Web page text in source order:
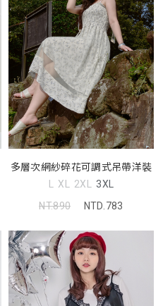
多層次網紗碎花可調式吊帶洋裝
L XL 2XL 3XL
NT.890
NTD.783